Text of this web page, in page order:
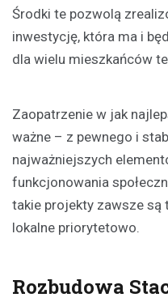
Środki te pozwolą
inwestycję, która ma i
dla wielu mieszkańców
Zaopatrzenie w jak
ważne – z pewnego i
najważniejszych
funkcjonowania
takie projekty zawsze
lokalne priorytetowo.
Rozbudowa